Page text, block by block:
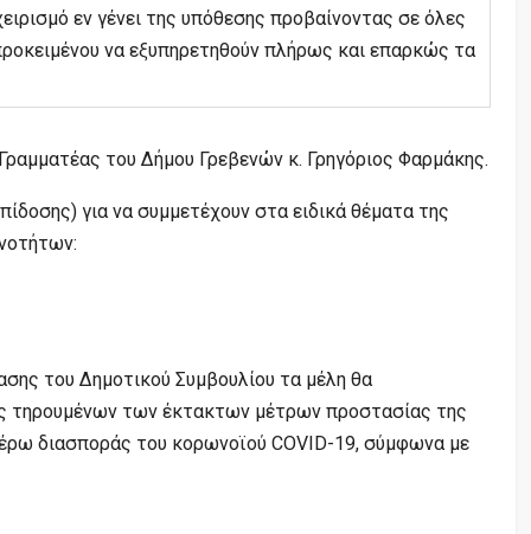
εν γένει της υπόθεσης προβαίνοντας σε όλες
να εξυπηρετηθούν πλήρως και επαρκώς τα
του Δήμου Γρεβενών κ. Γρηγόριος Φαρμάκης.
για να συμμετέχουν στα ειδικά θέματα της
του Δημοτικού Συμβουλίου τα μέλη θα
τηρουμένων των έκτακτων μέτρων προστασίας της
διασποράς του κορωνοϊού COVID-19, σύμφωνα με